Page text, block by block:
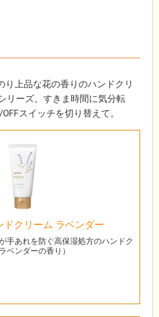
り上品な花の香りのハンドクリ
リーズ。すきま時間に気分転
スイッチを切り替えて。
クリーム ラベンダー
手あれを防ぐ高保湿処方のハンドク
ベンダーの香り）